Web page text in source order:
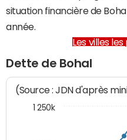
situation financière de
année.
Les villes
Dette de Bohal
(Source : JDN d'après
1 250k